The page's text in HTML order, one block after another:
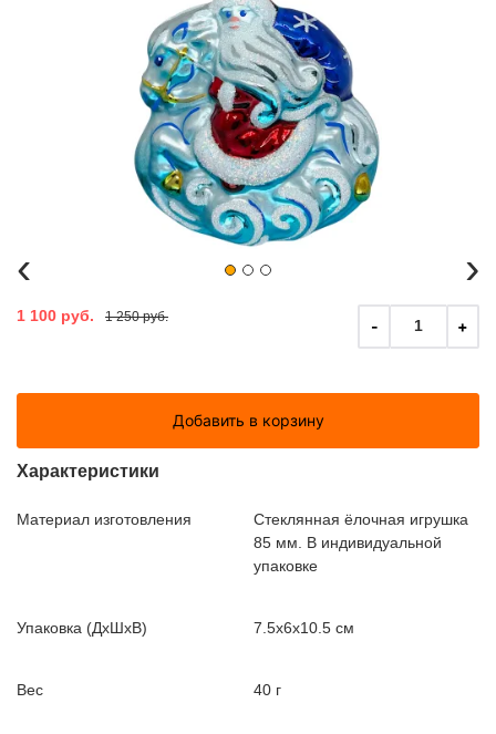
‹ ›
1 100 руб. 1 250 руб. - 1 +
Добавить в корзину
Характеристики
Материал изготовления
Стеклянная ёлочная игрушка
85 мм. В индивидуальной
упаковке
Упаковка (ДxШxВ) 7.5x6x10.5 см
Вес 40 г